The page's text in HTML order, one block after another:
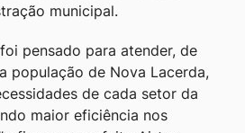
municipal.
pensado para atender, de
população de Nova Lacerda,
de cada setor da
maior eficiência nos